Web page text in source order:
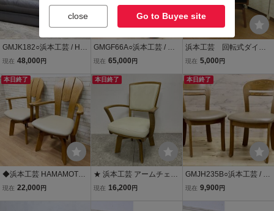
GMJK182○浜本工芸 / HA
MAMOTO 3人掛けソファ
革 グレー 楢材 国産家具
定価約29万
現在 48,000 円
GMGF66A○浜本工芸 / HA
MAMOTO 1人掛けソファ
グリーン 楢材 定価14万
現在 65,000 円
浜本工芸 回転式ダイニ
ングチェア アームチェ
材 オーク 1804LD（A)
現在 5,000 円
本日終了
◆浜本工芸 HAMAMOTO
回転式 ダイニングチェア
現在 22,000 円
本日終了
★ 浜本工芸 アームチェア
回転椅子 回転 ダイニング
現在 16,200 円
本日終了
GMJH235B○浜本工芸 / H
AMAMOTO ダイニングチ
無垢 合皮 レザー ナチュラ
現在 9,900 円
close Go to Buyee site